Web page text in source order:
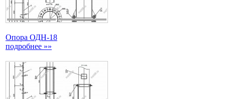
Опора ОДН-18
подробнее »»